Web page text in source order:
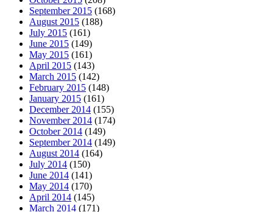
September 2015 (168)
August 2015 (188)
July 2015 (161)
June 2015 (149)
May 2015 (161)
April 2015 (143)
March 2015 (142)
February 2015 (148)
January 2015 (161)
December 2014 (155)
November 2014 (174)
October 2014 (149)
September 2014 (149)
August 2014 (164)
July 2014 (150)
June 2014 (141)
May 2014 (170)
April 2014 (145)
March 2014 (171)